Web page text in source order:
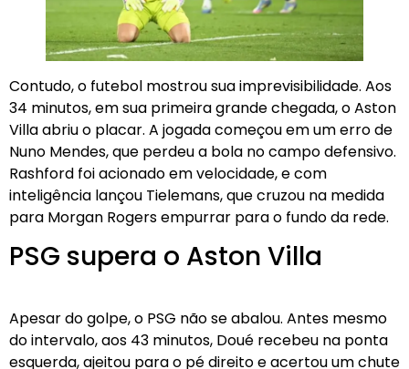
Contudo, o futebol mostrou sua imprevisibilidade. Aos
34 minutos, em sua primeira grande chegada, o Aston
Villa abriu o placar. A jogada começou em um erro de
Nuno Mendes, que perdeu a bola no campo defensivo.
Rashford foi acionado em velocidade, e com
inteligência lançou Tielemans, que cruzou na medida
para Morgan Rogers empurrar para o fundo da rede.
PSG supera o Aston Villa
Apesar do golpe, o PSG não se abalou. Antes mesmo
do intervalo, aos 43 minutos, Doué recebeu na ponta
esquerda, ajeitou para o pé direito e acertou um chute